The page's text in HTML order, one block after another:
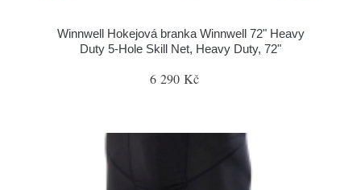
Winnwell Hokejová branka Winnwell 72" Heavy
Duty 5-Hole Skill Net, Heavy Duty, 72"
6 290 Kč